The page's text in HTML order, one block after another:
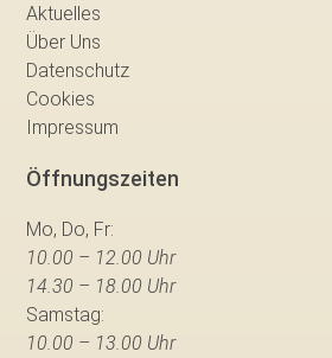
Aktuelles
Über Uns
Datenschutz
Cookies
Impressum
Öffnungszeiten
Mo, Do, Fr:
10.00 – 12.00 Uhr
14.30 – 18.00 Uhr
Samstag:
10.00 – 13.00 Uhr